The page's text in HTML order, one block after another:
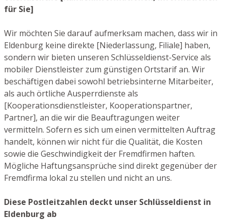
für Sie]
Wir möchten Sie darauf aufmerksam machen, dass wir in
Eldenburg keine direkte [Niederlassung, Filiale] haben,
sondern wir bieten unseren Schlüsseldienst-Service als
mobiler Dienstleister zum günstigen Ortstarif an. Wir
beschäftigen dabei sowohl betriebsinterne Mitarbeiter,
als auch örtliche Ausperrdienste als
[Kooperationsdienstleister, Kooperationspartner,
Partner], an die wir die Beauftragungen weiter
vermitteln. Sofern es sich um einen vermittelten Auftrag
handelt, können wir nicht für die Qualität, die Kosten
sowie die Geschwindigkeit der Fremdfirmen haften.
Mögliche Haftungsansprüche sind direkt gegenüber der
Fremdfirma lokal zu stellen und nicht an uns.
Diese Postleitzahlen deckt unser Schlüsseldienst in
Eldenburg ab